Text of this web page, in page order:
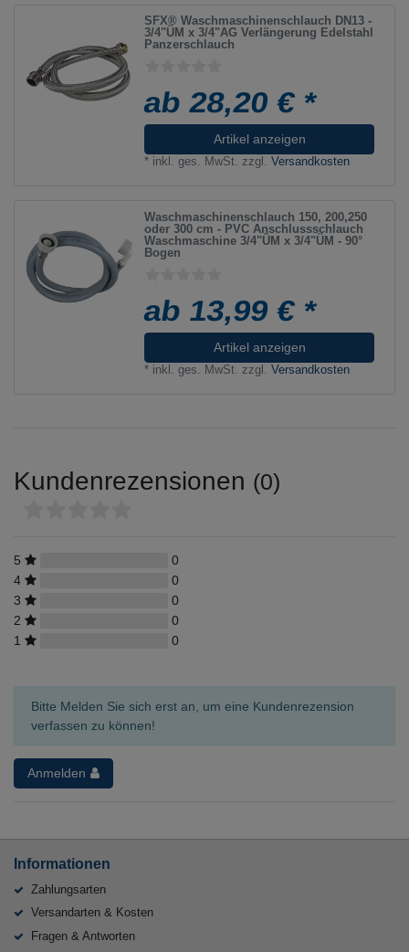
SFX® Waschmaschinenschlauch DN13 -
3/4"ÜM x 3/4"AG Verlängerung Edelstahl
Panzerschlauch
ab 28,20 € *
Artikel anzeigen
* inkl. ges. MwSt. zzgl.Versandkosten
Waschmaschinenschlauch 150, 200,250
oder 300 cm - PVC Anschlussschlauch
Waschmaschine 3/4"ÜM x 3/4"ÜM - 90°
Bogen
ab 13,99 € *
Artikel anzeigen
* inkl. ges. MwSt. zzgl.Versandkosten
Kundenrezensionen (0)
5
0
4
0
3
0
2
0
1
0
Bitte Melden Sie sich erst an, um eine Kundenrezension
verfassen zu können!
Anmelden
Informationen
Zahlungsarten
Versandarten & Kosten
Fragen & Antworten